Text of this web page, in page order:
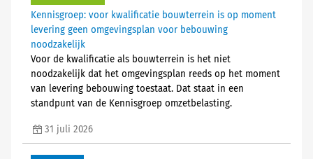
Kennisgroep: voor kwalificatie bouwterrein is op moment
levering geen omgevingsplan voor bebouwing
noodzakelijk
Voor de kwalificatie als bouwterrein is het niet
noodzakelijk dat het omgevingsplan reeds op het moment
van levering bebouwing toestaat. Dat staat in een
standpunt van de Kennisgroep omzetbelasting.
31 juli 2026